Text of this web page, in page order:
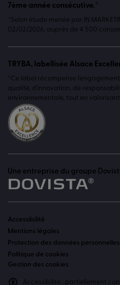
7ème année consécutive.*
*Selon étude menée par IN
02/02/2026, auprès de 4 500
TRYBA, labellisée Alsace
*Ce label récompense
qualité, d'innovation, de
environnementale, tout en
Une entreprise du groupe
Accessibilité
Mentions légales
Protection des données personnelles
Politique de cookies
Gestion des cookies
Accessibilité : partiellement